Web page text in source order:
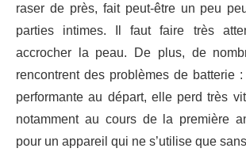
raser de près, fait peut-être un peu
parties intimes. Il faut faire très
accrocher la peau. De plus, de
rencontrent des problèmes de batterie
performante au départ, elle perd très
notamment au cours de la première
pour un appareil qui ne s’utilise que